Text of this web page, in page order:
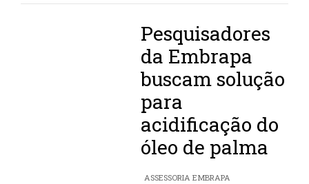
Pesquisadores
da Embrapa
buscam solução
para
acidificação do
óleo de palma
ASSESSORIA EMBRAPA